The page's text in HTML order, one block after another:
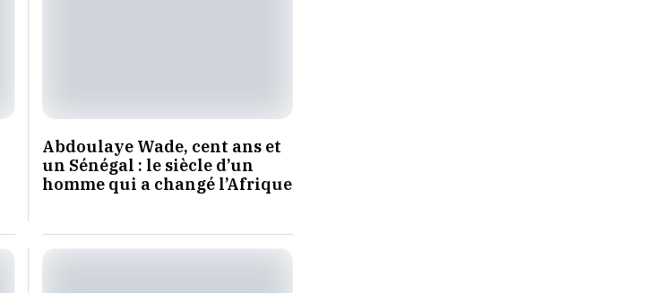
Abdoulaye Wade, cent ans et
un Sénégal : le siècle d’un
homme qui a changé l’Afrique